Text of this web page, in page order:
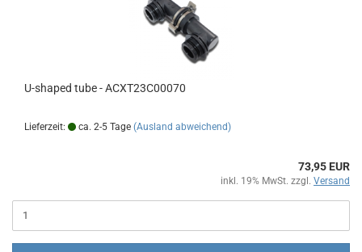
U-shaped tube - ACXT23C00070
Lieferzeit: ca. 2-5 Tage (Ausland abweichend)
73,95 EUR
inkl. 19% MwSt. zzgl. Versand